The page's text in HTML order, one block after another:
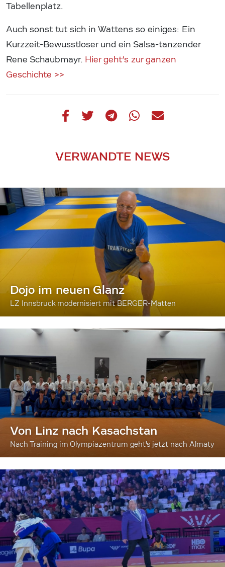
Tabellenplatz.
Auch sonst tut sich in Wattens so einiges: Ein
Kurzzeit-Bewusstloser und ein Salsa-tanzender
Rene Schaubmayr. Hier geht’s zur ganzen
Geschichte >>
VERWANDTE NEWS
Dojo im neuen Glanz
LZ Innsbruck modernisiert mit BERGER-Matten
Von Linz nach Kasachstan
Nach Training im Olympiazentrum geht's jetzt nach Almaty